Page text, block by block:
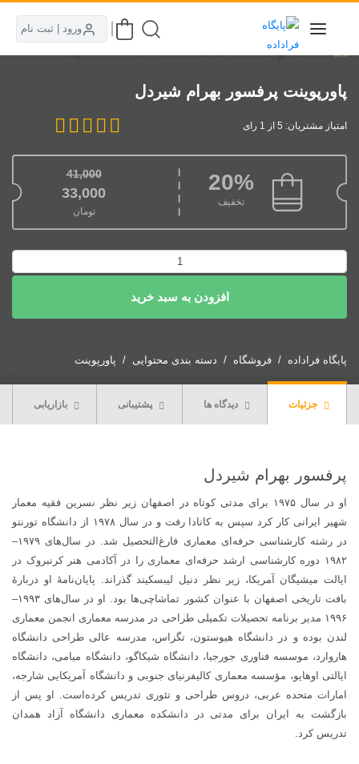
ورود | ثبت نام
پاورپوینت پرفسور بهرام شیردل
امتیاز مشتریان: 5 از 1 رای
20%
تخفیف
41,000
قیمت اصلی: 41,000تومان بود.
33,000
تومان
قیمت فعلی: 33,000تومان.
پرفسور
شیردل
افزودن به سبد خرید
پایگاه فراداده فروشگاه دسته بندی محتوایی پاورپوینت
جزئیات دیدگاه ها پشتیبانی بازاریابی
پرفسور بهرام شیردل
او در سال ۱۹۷۵ برای مدتی کوتاه در اصفهان زیر نظر نسرین فقیه معمار
شهیر ایرانی کار کرد سپس به کانادا رفت و در سال ۱۹۷۸ از دانشگاه تورنتو
در رشته کارشناسی حرفه‌ای معماری فارغ‌التحصیل شد. در سال‌های ۱۹۷۹–
۱۹۸۲ دوره کارشناسی ارشد حرفه‌ای معماری را در آکادمی هنر کرنبروک در
ایالت میشیگان آمریکا، زیر نظر دنیل لیبسکیند گذراند. پایان‌نامهٔ او دربارهٔ
بافت تاریخی اصفهان با عنوان کشور تماشاچی‌ها بود. او در سال‌های ۱۹۹۳–
۱۹۹۶ مدیر برنامه تحصیلات تکمیلی طراحی در مدرسه معماری انجمن معماری
لندن بوده و در دانشگاه هیوستون، تگزاس، مدرسه عالی طراحی دانشگاه
هاروارد، موسسه فناوری جورجیا، دانشگاه شیکاگو، دانشگاه میامی، دانشگاه
ایالتی اوهایو، مؤسسه معماری کالیفرنیای جنوبی و دانشگاه آمریکایی شارجه،
امارات متحده عربی، دروس طراحی و تئوری تدریس کرده‌است. او پس از
بازگشت به ایران برای مدتی در دانشکده معماری دانشگاه آزاد همدان
تدریس کرد.